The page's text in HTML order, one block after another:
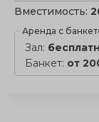
Вместимость:
Аренда с
Зал:
Банкет: от